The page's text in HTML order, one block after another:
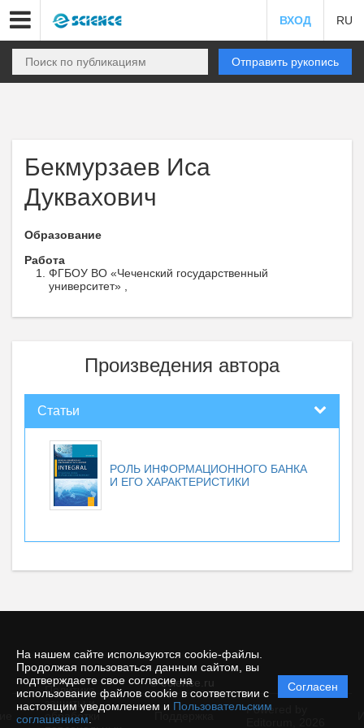
На нашем сайте используются cookie-файлы.
Продолжая пользоваться данным сайтом, вы
подтверждаете свое согласие на
использование файлов cookie в соответствии с
настоящим уведомлением и Пользовательским
соглашением
Согласен
ВХОД RU
Отправить рукопись
Бекмурзаев Иса
Дуквахович
Образование
Работа
ФГБОУ ВО «Чеченский государственный
университет» ,
Произведения автора
Статьи
РОЛЬ ИНФОРМАЦИОННОГО БАНКА
И ЕГО ХАРАКТЕРИСТИКИ
© ecience.ru
Политика
защиты и
обработки
Powered by